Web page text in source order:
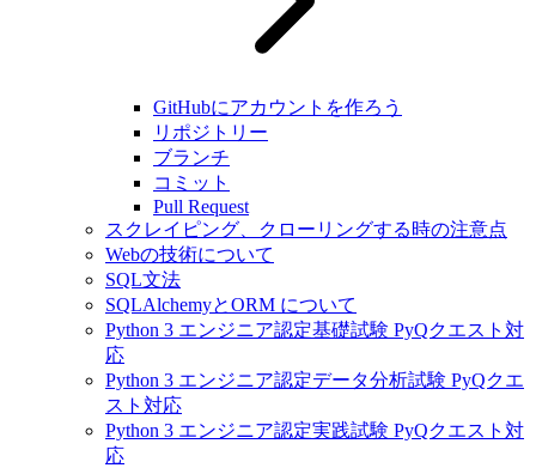
GitHubにアカウントを作ろう
リポジトリー
ブランチ
コミット
Pull Request
スクレイピング、クローリングする時の注意点
Webの技術について
SQL文法
SQLAlchemyとORM について
Python 3 エンジニア認定基礎試験 PyQクエスト対
応
Python 3 エンジニア認定データ分析試験 PyQクエ
スト対応
Python 3 エンジニア認定実践試験 PyQクエスト対
応